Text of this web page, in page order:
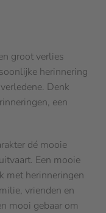
groot verlies
herinnering
Denk
een
dé mooie
Een mooie
met herinneringen
vrienden en
mooi gebaar om